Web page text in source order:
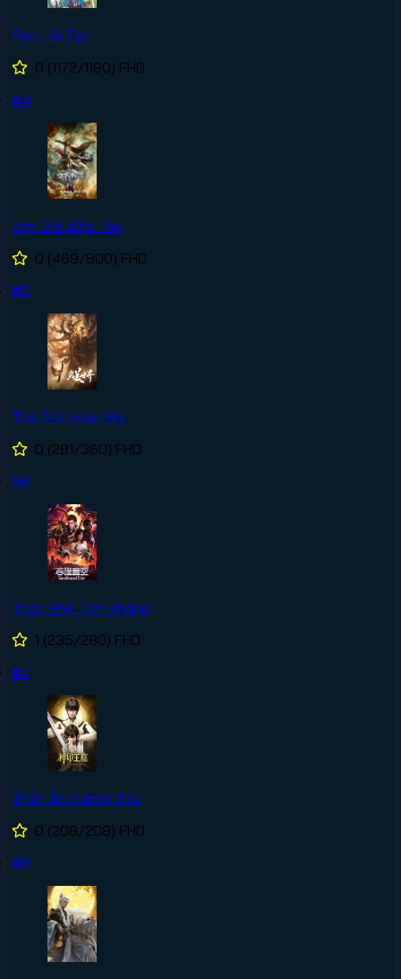
Đảo Hải Tặc
0 (1172/1190) FHD
#4
Vạn Giới Độc Tôn
0 (469/800) FHD
#5
Thế Giới Hoàn Mỹ
0 (281/360) FHD
#6
Thôn Phệ Tinh Không
1 (235/280) FHD
#7
Thần Ấn Vương Tọa
0 (208/208) FHD
#8